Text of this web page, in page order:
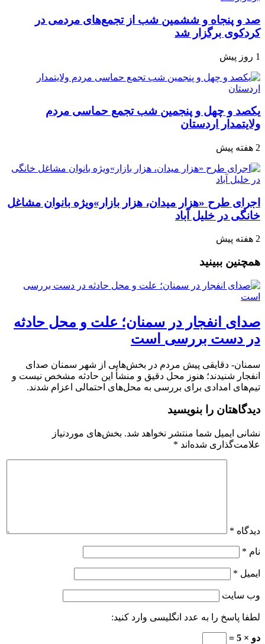
صد و پنجاه‌ و ششمین شب از تجمع‌های مردمی در
کردکوی برگزار شد
1 روز پیش
یکصد و چهل و پنجمین شب تجمع‌ حماسی مردم‌
ولایتمدار اردستان
2 هفته پیش
اجرای طرح «هزار میدان، هزار بازار»ویژه بانوان مشاغل
خانگی در خلیل آباد
2 هفته پیش
همچنین ببینید
صدای انفجار در سمنان؛ علت و محل حادثه
در دست بررسی است
سمنان- دقایقی پیش مردم در بخش‌هایی از شهر سمنان صدای
انفجار شنیدند؛ هنوز محل دقیق و منشأ این حادثه مشخص نیست و
تیم‌های امدادی برای بررسی به محل‌های احتمالی اعزام شدند.
دیدگاهتان را بنویسید
نشانی ایمیل شما منتشر نخواهد شد. بخش‌های موردنیاز
علامت‌گذاری شده‌اند *
دیدگاه *
نام *
ایمیل *
وب‌ سایت
لطفا پاسخ را به عدد انگلیسی وارد کنید:
دو × 5 =